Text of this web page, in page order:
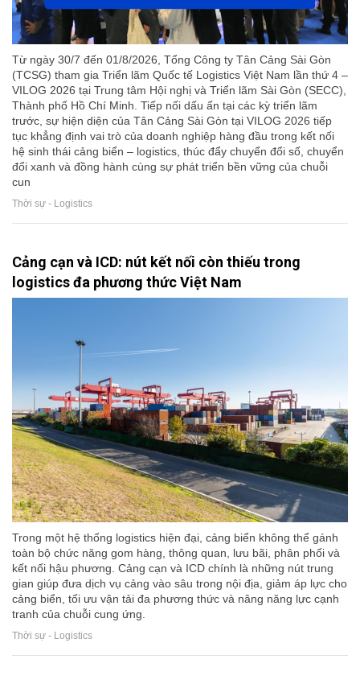
Từ ngày 30/7 đến 01/8/2026, Tổng Công ty Tân Cảng Sài Gòn
(TCSG) tham gia Triển lãm Quốc tế Logistics Việt Nam lần thứ 4 –
VILOG 2026 tại Trung tâm Hội nghị và Triển lãm Sài Gòn (SECC),
Thành phố Hồ Chí Minh. Tiếp nối dấu ấn tại các kỳ triển lãm
trước, sự hiện diện của Tân Cảng Sài Gòn tại VILOG 2026 tiếp
tục khẳng định vai trò của doanh nghiệp hàng đầu trong kết nối
hệ sinh thái cảng biển – logistics, thúc đẩy chuyển đổi số, chuyển
đổi xanh và đồng hành cùng sự phát triển bền vững của chuỗi
cun
Thời sự - Logistics
Cảng cạn và ICD: nút kết nối còn thiếu trong
logistics đa phương thức Việt Nam
Trong một hệ thống logistics hiện đại, cảng biển không thể gánh
toàn bộ chức năng gom hàng, thông quan, lưu bãi, phân phối và
kết nối hậu phương. Cảng cạn và ICD chính là những nút trung
gian giúp đưa dịch vụ cảng vào sâu trong nội địa, giảm áp lực cho
cảng biển, tối ưu vận tải đa phương thức và nâng năng lực cạnh
tranh của chuỗi cung ứng.
Thời sự - Logistics